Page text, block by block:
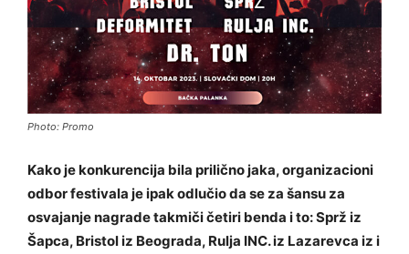
Photo: Promo
Kako je konkurencija bila prilično jaka, organizacioni
odbor festivala je ipak odlučio da se za šansu za
osvajanje nagrade takmiči četiri benda i to: Sprž iz
Šapca, Bristol iz Beograda, Rulja INC. iz Lazarevca iz i